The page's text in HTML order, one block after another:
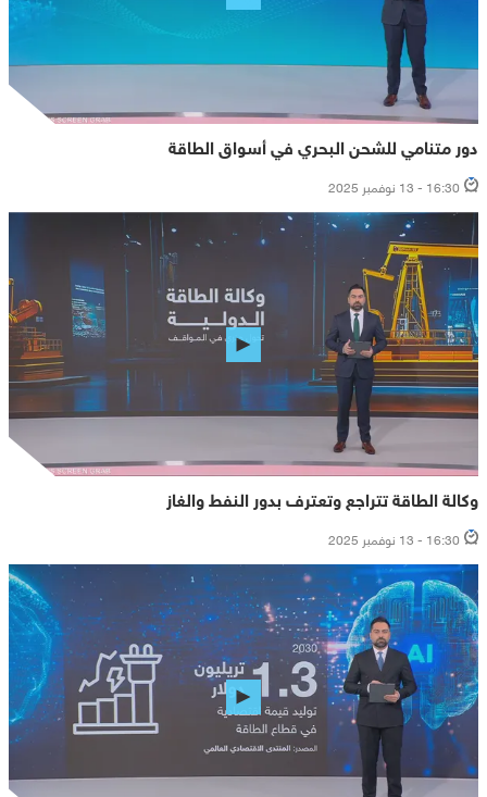
دور متنامي للشحن البحري في أسواق الطاقة
16:30 - 13 نوفمبر 2025
وكالة الطاقة تتراجع وتعترف بدور النفط والغاز
16:30 - 13 نوفمبر 2025